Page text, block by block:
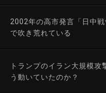
2002年の高市発言「日中
で吹き荒れている
トランプのイラン大規模
う動いていたのか？